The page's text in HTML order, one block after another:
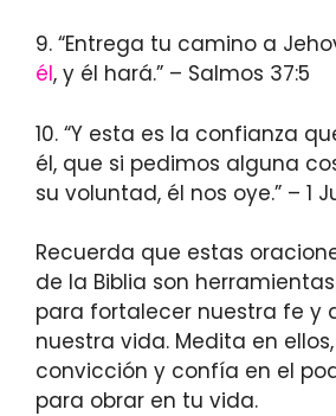
9. “Entrega tu camino a
él, y él hará.” – Salmos 37:5
10. “Y esta es la confianza
él, que si pedimos alguna
su voluntad, él nos oye.” – 1
Recuerda que estas
de la Biblia son
para fortalecer nuestra fe y
nuestra vida. Medita en
convicción y confía en el
para obrar en tu vida.